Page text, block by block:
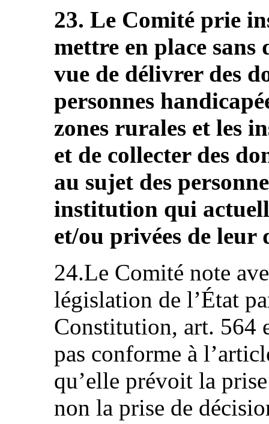
23. Le Comité prie
mettre en place sans
vue de délivrer des
personnes
zones rurales et les
et de collecter des
au sujet des
institution qui
et/ou privées de
24.Le Comité note
législation de l’État
Constitution, art. 564
pas conforme à
qu’elle prévoit la
non la prise de